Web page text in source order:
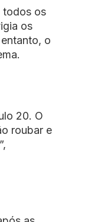
todos os
os
o
20. O
roubar e